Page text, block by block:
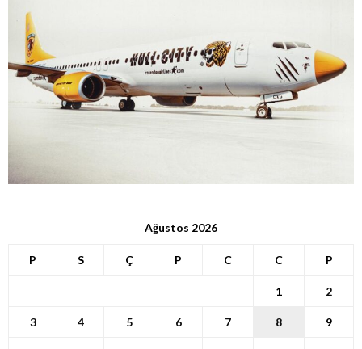
Ağustos 2026
P S Ç P C C P
1 2
3 4 5 6 7 8 9